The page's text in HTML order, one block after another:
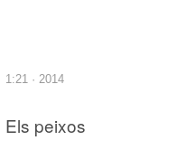
1:21 · 2014
Els peixos